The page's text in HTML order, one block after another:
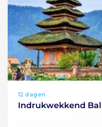
12 dagen
Indrukwekkend